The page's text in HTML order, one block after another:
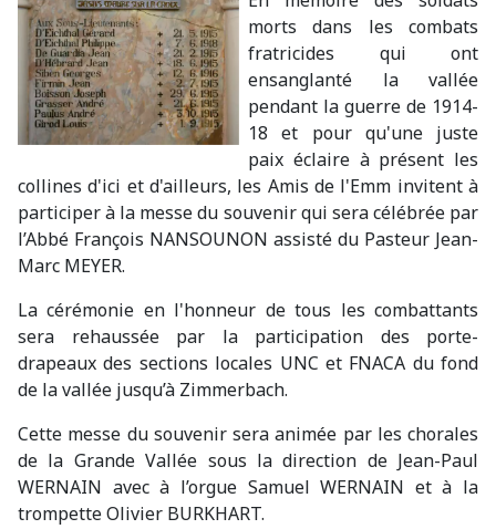
morts dans les combats
fratricides qui ont
ensanglanté la vallée
pendant la guerre de 1914-
18 et pour qu'une juste
paix éclaire à présent les
collines d'ici et d'ailleurs, les Amis de l'Emm invitent à
participer à la messe du souvenir qui sera célébrée par
l’Abbé François NANSOUNON assisté du Pasteur Jean-
Marc MEYER.
La cérémonie en l'honneur de tous les combattants
sera rehaussée par la participation des porte-
drapeaux des sections locales UNC et FNACA du fond
de la vallée jusqu’à Zimmerbach.
Cette messe du souvenir sera animée par les chorales
de la Grande Vallée sous la direction de Jean-Paul
WERNAIN avec à l’orgue Samuel WERNAIN età la
trompetteOlivier BURKHART.